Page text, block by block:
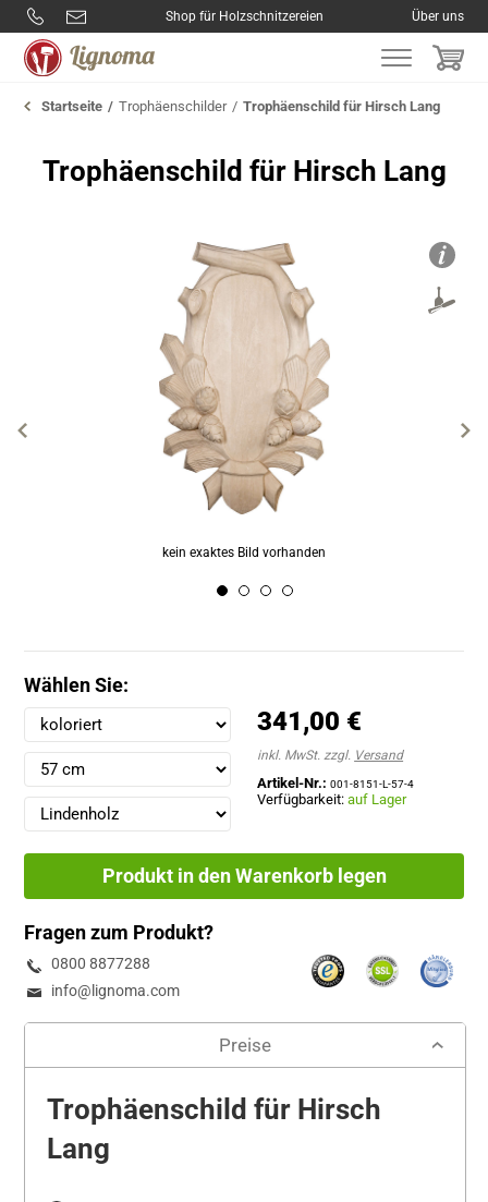
Shop für Holzschnitzereien Über uns
Startseite Trophäenschilder Trophäenschild für Hirsch Lang
Trophäenschild für Hirsch Lang
Wählen Sie:
341,00 €
inkl. MwSt. zzgl. Versand
Artikel-Nr.: 001-8151-L-57-4
Verfügbarkeit:auf Lager
Produkt in den Warenkorb legen
Fragen zum Produkt?
0800 8877288
info@lignoma.com
Preise
Trophäenschild für Hirsch
Lang